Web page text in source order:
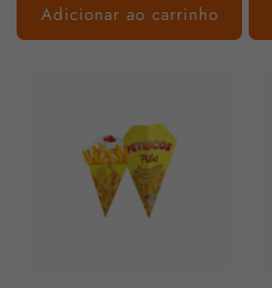
Adicionar ao carrinho